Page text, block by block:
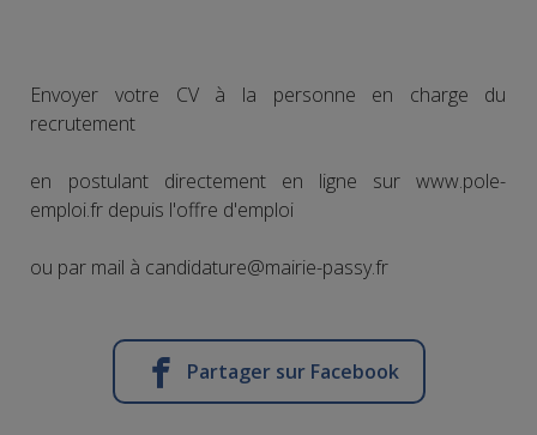
Envoyer votre CV à la personne en charge du
recrutement
en postulant directement en ligne sur www.pole-
emploi.fr depuis l'offre d'emploi
ou par mail à candidature@mairie-passy.fr
Partager sur Facebook